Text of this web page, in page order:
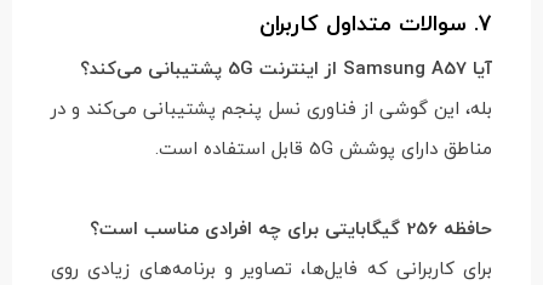
7. سوالات متداول کاربران
آیا Samsung A57 از اینترنت 5G پشتیبانی می‌کند؟
بله، این گوشی از فناوری نسل پنجم پشتیبانی می‌کند و در
مناطق دارای پوشش 5G قابل استفاده است.
حافظه 256 گیگابایتی برای چه افرادی مناسب است؟
برای کاربرانی که فایل‌ها، تصاویر و برنامه‌های زیادی روی